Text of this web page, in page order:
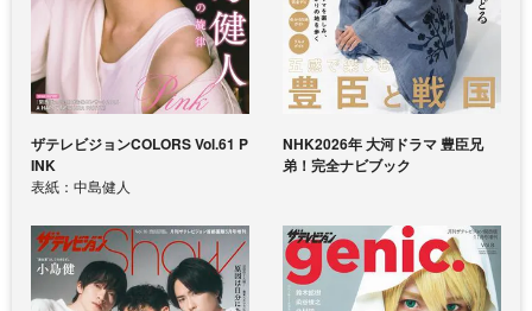
ザテレビジョンCOLORS Vol.61 P
INK
表紙：中島健人
NHK2026年 大河ドラマ 豊臣兄
弟！完全ナビブック